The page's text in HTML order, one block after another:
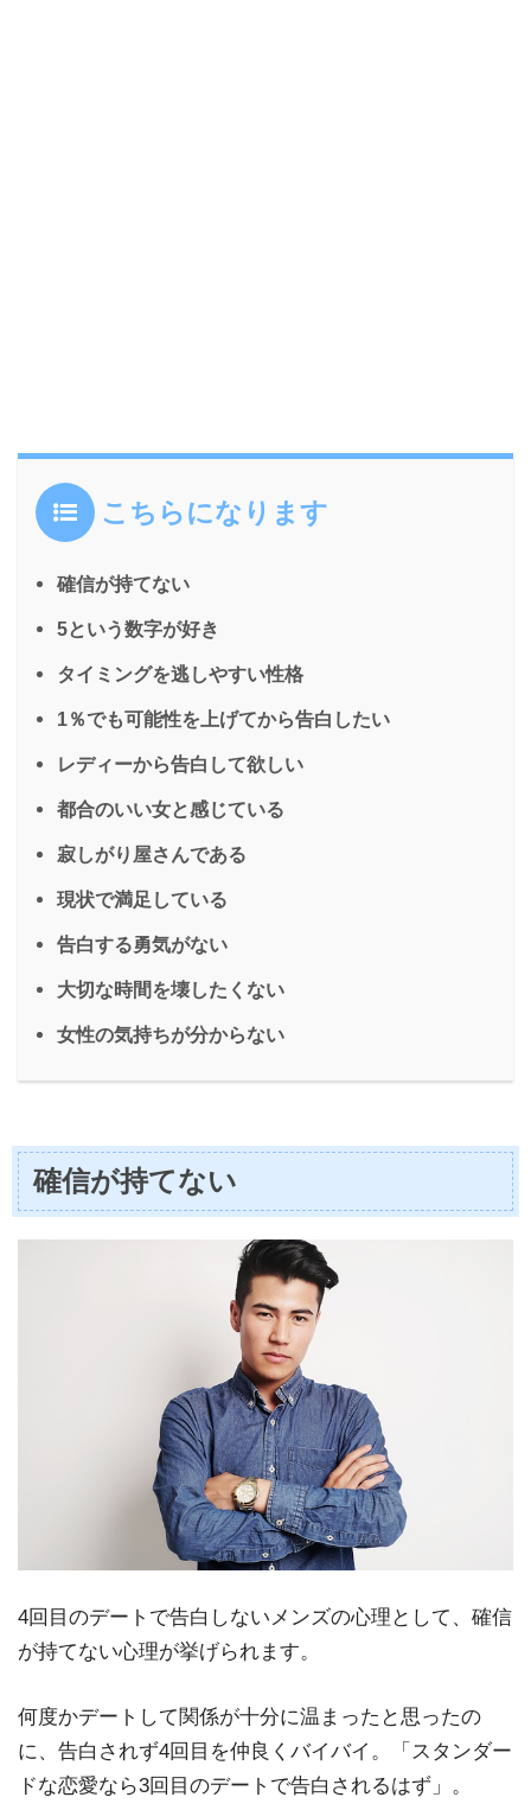
こちらになります
確信が持てない
5という数字が好き
タイミングを逃しやすい性格
1％でも可能性を上げてから告白したい
レディーから告白して欲しい
都合のいい女と感じている
寂しがり屋さんである
現状で満足している
告白する勇気がない
大切な時間を壊したくない
女性の気持ちが分からない
確信が持てない
4回目のデートで告白しないメンズの心理として、確信
が持てない心理が挙げられます。
何度かデートして関係が十分に温まったと思ったの
に、告白されず4回目を仲良くバイバイ。「スタンダー
ドな恋愛なら3回目のデートで告白されるはず」。